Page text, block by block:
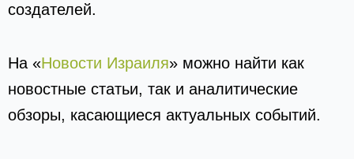
создателей.
На «Новости Израиля» можно найти как
новостные статьи, так и аналитические
обзоры, касающиеся актуальных событий.